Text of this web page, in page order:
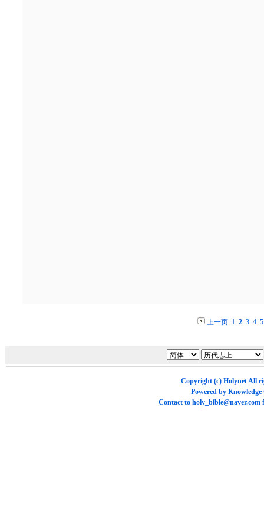
上一页 1 2 3 4 5
Copyright (c) HolynetAll
Powered by Knowledge
Contact to holy_bible@naver.com